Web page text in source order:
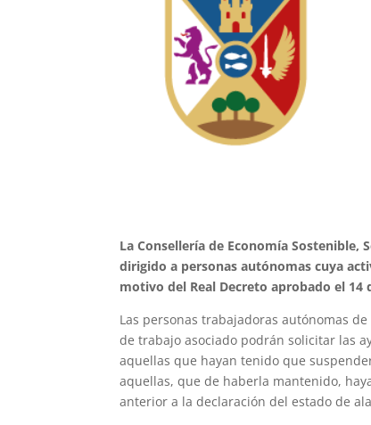
La Consellería de Economía
dirigido a personas autónomas cuya
motivo del Real Decreto aprobado el 14
Las personas trabajadoras autónomas
de trabajo asociado podrán solicitar las
aquellas que hayan tenido que
aquellas, que de haberla mantenido,
anterior a la declaración del estado de